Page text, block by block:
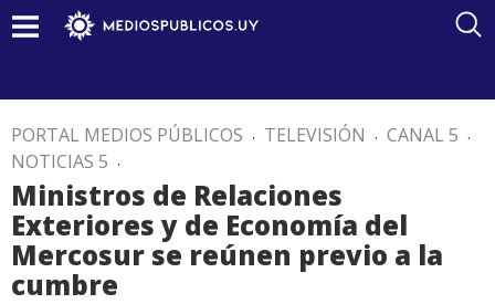
PORTAL MEDIOS PÚBLICOS . TELEVISIÓN . CANAL 5 .
NOTICIAS 5 .
Ministros de Relaciones
Exteriores y de Economía del
Mercosur se reúnen previo a la
cumbre